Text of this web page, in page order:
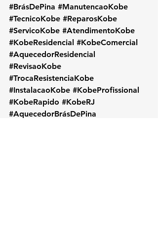
#BrásDePina #ManutencaoKobe
#TecnicoKobe #ReparosKobe
#ServicoKobe #AtendimentoKobe
#KobeResidencial #KobeComercial
#AquecedorResidencial
#RevisaoKobe
#TrocaResistenciaKobe
#InstalacaoKobe #KobeProfissional
#KobeRapido #KobeRJ
#AquecedorBrásDePina